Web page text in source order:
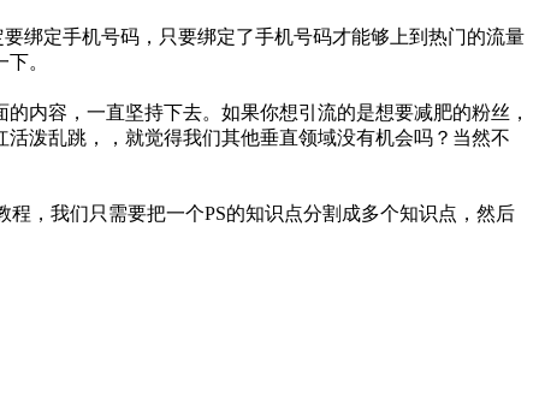
绑定手机号码，只要绑定了手机号码才能够上到热门的流量
。
内容，一直坚持下去。如果你想引流的是想要减肥的粉丝，
泼乱跳，，就觉得我们其他垂直领域没有机会吗？当然不
，我们只需要把一个PS的知识点分割成多个知识点，然后